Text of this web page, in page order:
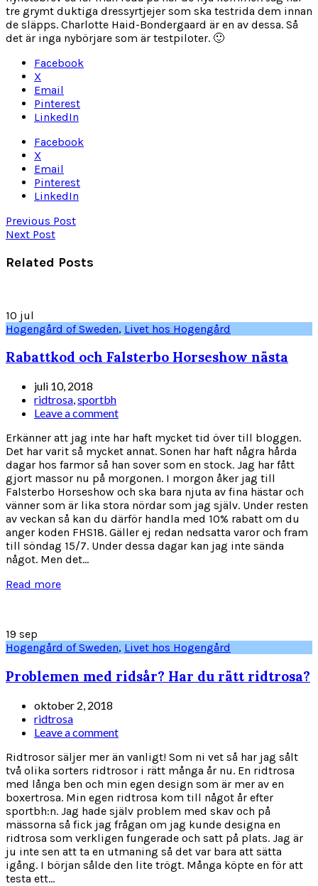
tre grymt duktiga dressyrtjejer som ska testrida dem innan
de släpps. Charlotte Haid-Bondergaard är en av dessa. Så
det är inga nybörjare som är testpiloter. 🙂
Facebook
X
Email
Pinterest
LinkedIn
Facebook
X
Email
Pinterest
LinkedIn
Previous Post
Next Post
Related Posts
10 jul
Hogengård of Sweden, Livet hos Hogengård
Rabattkod och Falsterbo Horseshow nästa
juli 10, 2018
ridtrosa,sportbh
Leave a comment
Erkänner att jag inte har haft mycket tid över till bloggen.
Det har varit så mycket annat. Sonen har haft några hårda
dagar hos farmor så han sover som en stock. Jag har fått
gjort massor nu på morgonen. I morgon åker jag till
Falsterbo Horseshow och ska bara njuta av fina hästar och
vänner som är lika stora nördar som jag själv. Under resten
av veckan så kan du därför handla med 10% rabatt om du
anger koden FHS18. Gäller ej redan nedsatta varor och fram
till söndag 15/7. Under dessa dagar kan jag inte sända
något. Men det...
Read more
19 sep
Hogengård of Sweden, Livet hos Hogengård
Problemen med ridsår? Har du rätt ridtrosa?
oktober 2, 2018
ridtrosa
Leave a comment
Ridtrosor säljer mer än vanligt! Som ni vet så har jag sålt
två olika sorters ridtrosor i rätt många år nu. En ridtrosa
med långa ben och min egen design som är mer av en
boxertrosa. Min egen ridtrosa kom till något år efter
sportbh:n. Jag hade själv problem med skav och på
mässorna så fick jag frågan om jag kunde designa en
ridtrosa som verkligen fungerade och satt på plats. Jag är
ju inte sen att ta en utmaning så det var bara att sätta
igång. I början sålde den lite trögt. Många köpte en för att
testa ett...